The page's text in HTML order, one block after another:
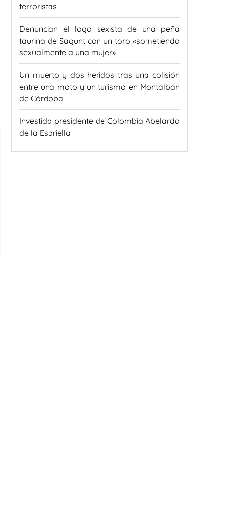
terroristas
Denuncian el logo sexista de una peña
taurina de Sagunt con un toro «sometiendo
sexualmente a una mujer»
Un muerto y dos heridos tras una colisión
entre una moto y un turismo en Montalbán
de Córdoba
Investido presidente de Colombia Abelardo
de la Espriella